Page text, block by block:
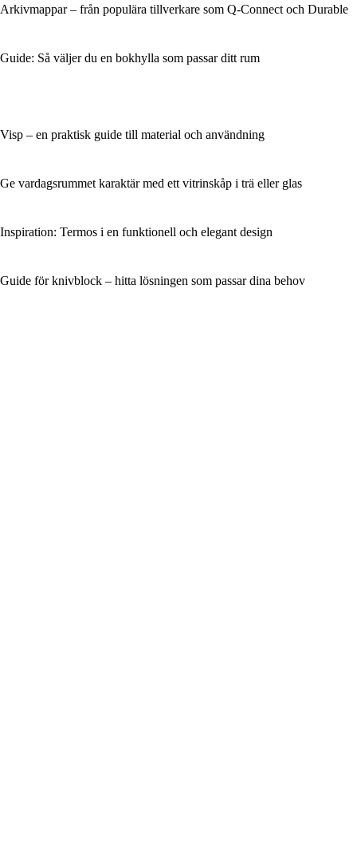
Arkivmappar – från populära tillverkare som Q-Connect och Durable
Guide: Så väljer du en bokhylla som passar ditt rum
Visp – en praktisk guide till material och användning
Ge vardagsrummet karaktär med ett vitrinskåp i trä eller glas
Inspiration: Termos i en funktionell och elegant design
Guide för knivblock – hitta lösningen som passar dina behov